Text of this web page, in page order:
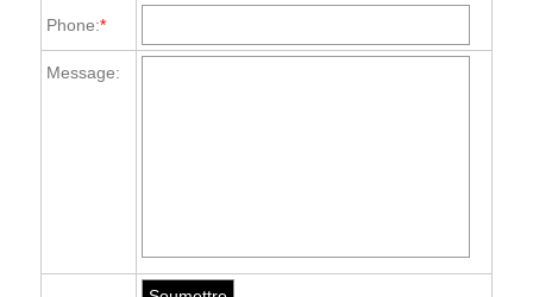
Phone:*
Message: